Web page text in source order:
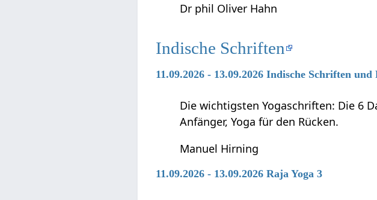
Dr phil Oliver Hahn
Indische Schriften
11.09.2026 - 13.09.2026 Indische Schriften und
Die wichtigsten Yogaschriften: Die 6
Anfänger, Yoga für den Rücken.
Manuel Hirning
11.09.2026 - 13.09.2026 Raja Yoga 3